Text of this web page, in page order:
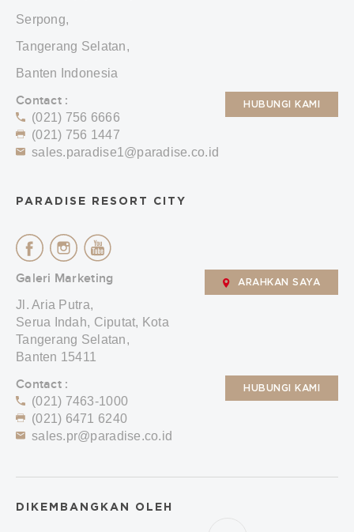
Serpong,
Tangerang Selatan,
Banten Indonesia
Contact :
(021) 756 6666
(021) 756 1447
sales.paradise1@paradise.co.id
HUBUNGI KAMI
PARADISE RESORT CITY
Galeri Marketing
Jl. Aria Putra,
Serua Indah, Ciputat, Kota
Tangerang Selatan,
Banten 15411
ARAHKAN SAYA
Contact :
(021) 7463-1000
(021) 6471 6240
sales.pr@paradise.co.id
HUBUNGI KAMI
DIKEMBANGKAN OLEH